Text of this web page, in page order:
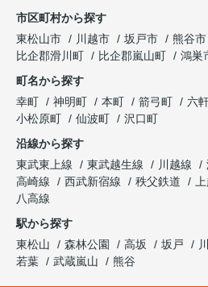
市区町村から探す
東松山市
川越市 坂戸市 熊谷市
比企郡滑川町
比企郡嵐山町 鴻巣
町名から探す
幸町
神明町 本町 箭弓町 六
小松原町
仙波町
沢口町
沿線から探す
東武東上線
東武越生線 川越線
高崎線
西武新宿線 秩父鉄道
八高線
駅から探す
東松山
森林公園 高坂 坂戸
若葉
武蔵嵐山 熊谷